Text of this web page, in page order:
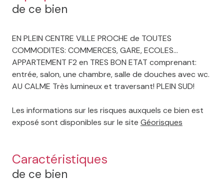
de ce bien
EN PLEIN CENTRE VILLE PROCHE de TOUTES
COMMODITES: COMMERCES, GARE, ECOLES...
APPARTEMENT F2 en TRES BON ETAT comprenant:
entrée, salon, une chambre, salle de douches avec wc.
AU CALME Très lumineux et traversant! PLEIN SUD!
Les informations sur les risques auxquels ce bien est
exposé sont disponibles sur le site Géorisques
Caractéristiques
de ce bien